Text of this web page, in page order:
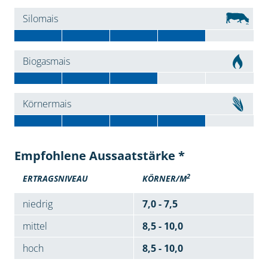
Silomais
Biogasmais
Körnermais
Empfohlene Aussaatstärke *
ERTRAGSNIVEAU KÖRNER/M2
niedrig
7,0 - 7,5
mittel
8,5 - 10,0
hoch
8,5 - 10,0